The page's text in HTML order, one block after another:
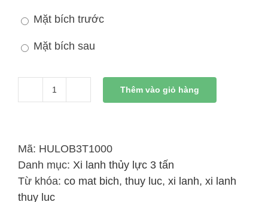
Mặt bích trước
Mặt bích sau
Xi
Lực
3
Tấn
Hai
Thêm vào giỏ hàng
Mã: HULOB3T1000
Danh mục: Xi lanh thủy lực 3 tấn
Từ khóa: co mat bich, thuy luc, xi lanh, xi lanh
thuy luc